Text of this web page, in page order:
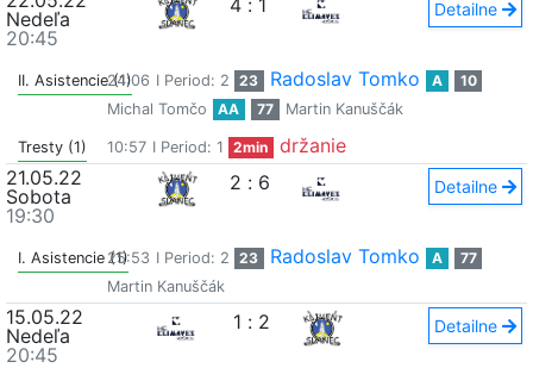
Nedeľa
20:45
4 : 1 Detailne
II. Asistencie (1)
24:06 I Period: 2 23 Radoslav Tomko A
10
Michal Tomčo
AA 77 Martin Kanuščák
Tresty (1) 10:57 I Period: 1 2min
držanie
21.05.22
Sobota
19:30
2 : 6 Detailne
I. Asistencie (1)25:53 I Period: 2 23 Radoslav Tomko A
77
Martin Kanuščák
15.05.22
Nedeľa
20:45
1 : 2 Detailne